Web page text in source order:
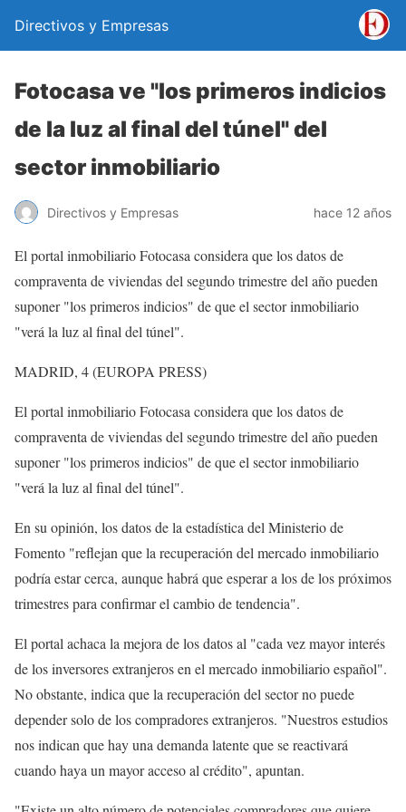
Directivos y Empresas
Fotocasa ve "los primeros indicios
de la luz al final del túnel" del
sector inmobiliario
Directivos y Empresas hace 12 años
El portal inmobiliario Fotocasa considera que los datos de
compraventa de viviendas del segundo trimestre del año pueden
suponer "los primeros indicios" de que el sector inmobiliario
"verá la luz al final del túnel".
MADRID, 4 (EUROPA PRESS)
El portal inmobiliario Fotocasa considera que los datos de
compraventa de viviendas del segundo trimestre del año pueden
suponer "los primeros indicios" de que el sector inmobiliario
"verá la luz al final del túnel".
En su opinión, los datos de la estadística del Ministerio de
Fomento "reflejan que la recuperación del mercado inmobiliario
podría estar cerca, aunque habrá que esperar a los de los próximos
trimestres para confirmar el cambio de tendencia".
El portal achaca la mejora de los datos al "cada vez mayor interés
de los inversores extranjeros en el mercado inmobiliario español".
No obstante, indica que la recuperación del sector no puede
depender solo de los compradores extranjeros. "Nuestros estudios
nos indican que hay una demanda latente que se reactivará
cuando haya un mayor acceso al crédito", apuntan.